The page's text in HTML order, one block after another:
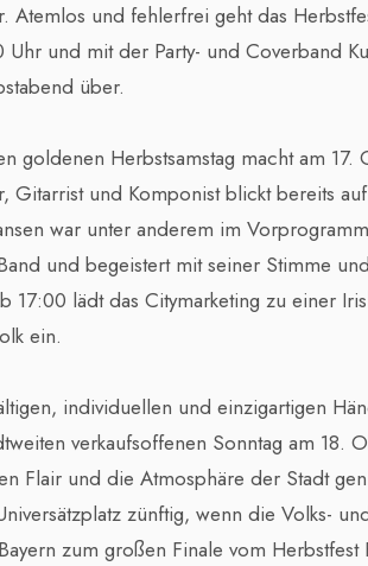
Atemlos und fehlerfrei geht das
und mit der Party- und Coverband
über.
goldenen Herbstsamstag macht am 17.
Gitarrist und Komponist blickt bereits
war unter anderem im
und begeistert mit seiner Stimme
17:00 lädt das Citymarketing zu einer
ein.
individuellen und einzigartigen
verkaufsoffenen Sonntag am 18.
Flair und die Atmosphäre der Stadt
zünftig, wenn die Volks-
zum großen Finale vom